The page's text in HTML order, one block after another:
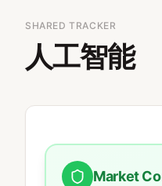
SHARED TRACKER
人工智能
Market